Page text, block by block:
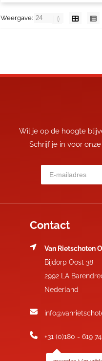
Weergave:
Wil je op de hoogte
Schrijf je in voor
Contact
Van Rietschoten
Bijdorp Oost 38
2992 LA
Nederland
+31 (0)180 - 619